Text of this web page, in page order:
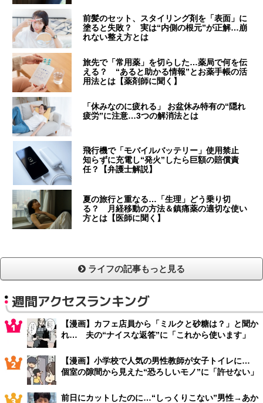
前髪のセット、スタイリング剤を「表面」に
塗ると失敗？ 実は“内側の根元”が正解…崩
れない整え方とは
旅先で「常用薬」を切らした…薬局で何を伝
える？ “あると助かる情報”とお薬手帳の活
用法とは【薬剤師に聞く】
「休みなのに疲れる」 お盆休み特有の“隠れ
疲労”に注意…3つの解消法とは
飛行機で「モバイルバッテリー」使用禁止
知らずに充電し“発火”したら巨額の賠償責
任？【弁護士解説】
夏の旅行と重なる…「生理」どう乗り切
る？ 月経移動の方法＆鎮痛薬の適切な使い
方とは【医師に聞く】
ライフの記事もっと見る
週間アクセスランキング
【漫画】カフェ店員から「ミルクと砂糖は？」と聞か
れ… 夫の“ナイスな返答”に「これから使います」
【漫画】小学校で人気の男性教師が女子トイレに…
個室の隙間から見えた“恐ろしいモノ”に「許せない」
前日にカットしたのに…“しっくりこない”男性→あか